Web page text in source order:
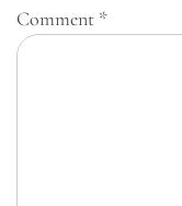
Comment *